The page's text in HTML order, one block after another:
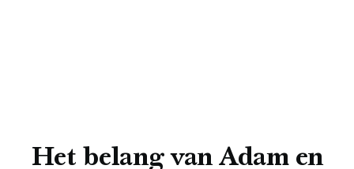
Het belang van Adam en